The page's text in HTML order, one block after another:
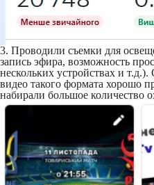
3. Проводили съемки для
запись эфира, возможность
нескольких устройствах и
видео такого формата хорошо
набирали большое количество